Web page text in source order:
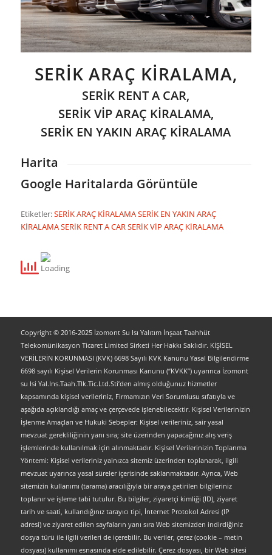
SERİK ARAÇ KİRALAMA,
SERİK RENT A CAR,
SERİK VİP ARAÇ KİRALAMA,
SERİK EN YAKIN ARAÇ KİRALAMA
Harita
Google Haritalarda Görüntüle
Etiketler:SERİK ARAÇ KİRALAMASERİK EN YAKIN ARAÇ
KİRALAMASERİK RENT A CARSERİK VİP ARAÇ KİRALAMA
Copyright © 2016-2025 İzomont Su Isı Yalıtım İnşaat Taahhüt
Telekomünikasyon Ticaret Limited Sirketi Her Hakkı Saklıdır. KİŞİSEL
VERİLERİN KORUNMASI (KVK) 6698 Sayılı KVK Kanunu Yasal Bilgilendirme
6698 sayılı Kişisel Verilerin Korunması Kanunu (“KVKK”) uyarınca İzomont
su Isi Yal.Ins.Taah.Tlk.Tic.Ltd.Sti’den almış olduğunuz hizmetler
kapsamında kişisel verileriniz, Firmamızın Veri Sorumlusu sıfatıyla ve
aşağıda açıklandığı amaç ve çerçevede işlenebilecektir. Kişisel Verilerinizin
İşlenme Amaçları ve Hukuki Sebepler: Kişisel verileriniz, sair yasal
mevzuat gerekliliğinin yanı sıra; site üzerinden yapacağınız alış veriş
işlemlerinde kullanılmak için alınmaktadır. Kişisel Verilerinizin Toplanma
Yöntemi: Kişisel verileriniz yalnızca sitemiz üzerinden toplanarak, ilgili
mevzuat uyarınca yasal süreler içerisinde saklanmaktadır. Ayrıca, Web
sitemizin kullanımı (tarama) aracılığıyla bir araya getirilen bilgileriniz
toplanır ve işleme tabi tutulur. Bu bilgiler, ziyaretçi kimliği (ID), ziyaret
tarih ve saati, kullandığınız tarayıcı tipi, İnternet Protokol Adresi (IP
adresi) ve ziyaret edilen sayfaların yanı sıra Web sitemizden indirdiğiniz
dosya türü ile ilgili verileri de içerebilir. Bu veriler, çerez (cookie – metin
dosyası) kullanımı esnasında elde edilebilir. Çerez dosyası, bir Web sitesi